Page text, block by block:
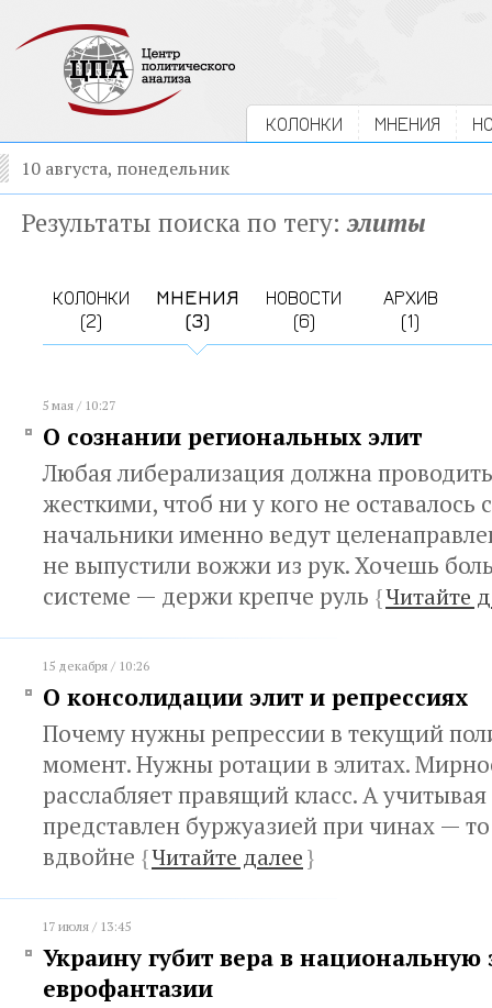
КОЛОНКИ МНЕНИЯ
10 августа, понедельник
Результаты поиска по тегу:элиты
КОЛОНКИ
(2)
МНЕНИЯ
(3)
НОВОСТИ
(6)
АРХИВ
(1)
5 мая / 10:27
О сознании региональных элит
Любая либерализация должна
жесткими, чтоб ни у кого не оставалось
начальники именно ведут
не выпустили вожжи из рук. Хочешь
системе — держи крепче руль {Читайте
15 декабря / 10:26
О консолидации элит и репрессиях
Почему нужны репрессии в текущий
момент. Нужны ротации в элитах.
расслабляет правящий класс. А
представлен буржуазией при чинах — то
вдвойне {Читайте далее}
17 июля / 13:45
Украину губит вера в национальную
еврофантазии